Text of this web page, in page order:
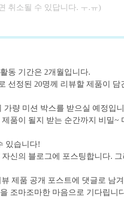
취소될 수 있답니다. ㅜ.ㅠ)
기간은 2개월입니다.
정된 20명께 리뷰할 제품이 담
량 미션 박스를 받으실 예정입
이 될지 받는 순간까지 비밀~
습니다!
의 블로그에 포스팅합니다. 그
뷰 제품 공개 포스트에 댓글로 남
조마조마한 마음으로 기다립니